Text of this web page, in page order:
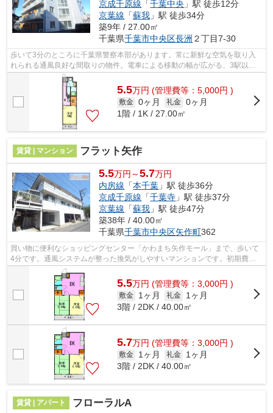
京成千原線 「千葉中央 」駅 徒歩12分
京葉線 「蘇我 」駅 徒歩34分
築9年 / 27.00㎡
千葉県千葉市中央区長洲 ２丁目7-30
歩いて3分のところに千葉県警察本部があります。常に新鮮な空気を取り入
れられる通風良好な間取りの物件。電車による移動の幅が広がる、3駅以上
利用可能な物件です。気になるイチオシ...
5.5万円 (管理費等：5,000円 )
敷金 0ヶ月 礼金 0ヶ月
1階 / 1K / 27.00㎡
賃貸 | マンション フラット矢作
5.5万円～5.7万円
内房線 「本千葉 」駅 徒歩36分
京成千原線 「千葉寺 」駅 徒歩37分
京葉線 「蘇我 」駅 徒歩47分
築38年 / 40.00㎡
千葉県千葉市中央区矢作町362
買い物に便利なショッピングセンター「かわまち矢作モール」まで、歩いて
4分です。通風システムが整った換気がしやすいマンションです。初期費用
はカードで決済いただけます。ぜひ一度...
5.5万円 (管理費等：3,000円 )
敷金 1ヶ月 礼金
1ヶ月
3階 / 2DK / 40.00㎡
5.7万円 (管理費等：3,000円 )
敷金 1ヶ月 礼金
1ヶ月
3階 / 2DK / 40.00㎡
賃貸 | アパート フローラルA